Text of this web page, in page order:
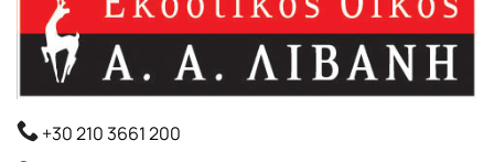
+30 210 3661 200